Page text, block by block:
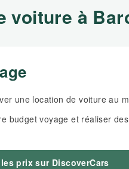
voiture à
une location de voiture au
budget voyage et réaliser
prix sur DiscoverCars